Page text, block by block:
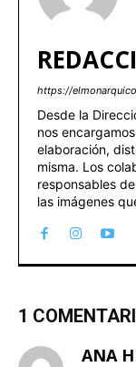
https://
Desde la
nos
elaboración,
misma. Los
responsables
las imágenes
1
ANA